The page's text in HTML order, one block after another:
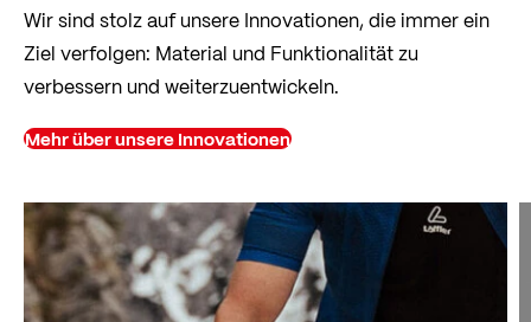
Wir sind stolz auf unsere Innovationen, die immer ein
Ziel verfolgen: Material und Funktionalität zu
verbessern und weiterzuentwickeln.
Mehr über unsere Innovationen